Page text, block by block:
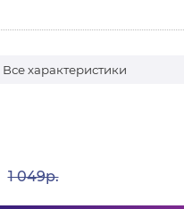
Все характеристики
1 049р.